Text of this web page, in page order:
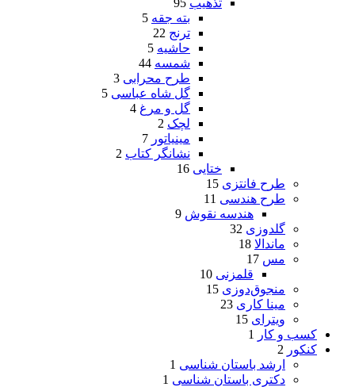
بته جقه 5
ترنج 22
حاشیه 5
شمسه 44
طرح محرابی 3
گل شاه عباسی 5
گل و مرغ 4
لچک 2
مینیاتور 7
نشانگر کتاب 2
ختایی 16
طرح فانتزی 15
طرح هندسی 11
هندسه نقوش 9
گلدوزی 32
ماندالا 18
مس 17
قلمزنی 10
منجوق‌دوزی 15
مینا کاری 23
ویترای 15
کسب و کار
1
کنکور 2
ارشد باستان شناسی 1
دکتری باستان شناسی 1